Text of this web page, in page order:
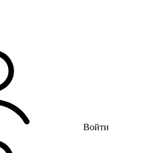
Войти